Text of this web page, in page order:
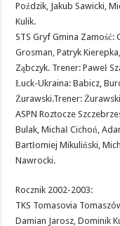
Poździk, Jakub Sawicki,
Kulik.
STS Gryf Gmina Zamość:
Grosman, Patryk
Ząbczyk. Trener: Paweł
Łuck-Ukraina: Babicz,
Żurawski.Trener:
ASPN Roztocze
Bulak, Michał Cichoń,
Bartłomiej Mikuliński,
Nawrocki.
Rocznik 2002-2003:
TKS Tomasovia
Damian Jarosz, Dominik